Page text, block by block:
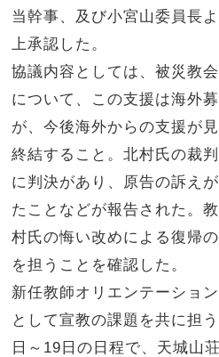
当幹事、及び小宮山委員長
上承認した。
協議内容としては、被災教
について、この支援は海外
が、今後海外からの支援が
終結すること。北村氏の裁
に判決があり、原告の訴え
たことなどが報告された。
村氏の悔い改めによる復帰
を担うことを確認した。
新任教師オリエンテーショ
として宣教の課題を共に担
日～19日の日程で、天城山